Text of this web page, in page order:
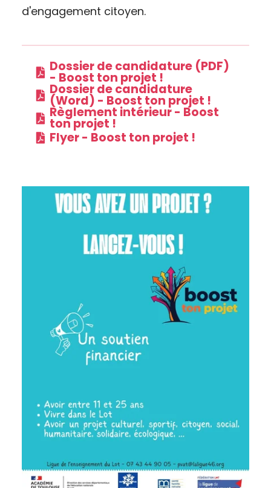
d'engagement citoyen.
Dossier de candidature (PDF)
- Boost ton projet !
Dossier de candidature
(Word) - Boost ton projet !
Règlement intérieur - Boost
ton projet !
Flyer - Boost ton projet !